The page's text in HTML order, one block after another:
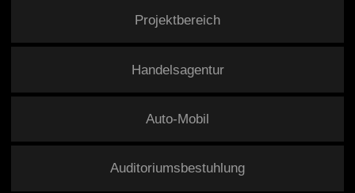
Projektbereich
Handelsagentur
Auto-Mobil
Auditoriumsbestuhlung